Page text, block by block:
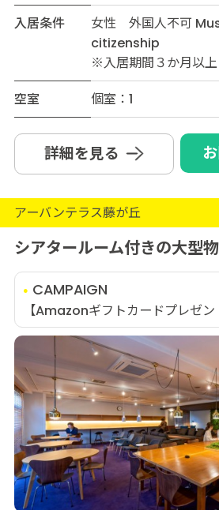
入居条件
女性 外国人不可
citizenship
※入居期間３か月以上
空室
個室：1
詳細を見る
アーバンテラス藤が丘
シアタールーム付きの大型
CAMPAIGN
【Amazonギフトカードプレゼ